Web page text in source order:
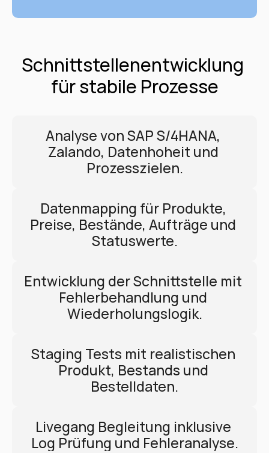
Schnittstellenentwicklung
für stabile Prozesse
Analyse von SAP S/4HANA,
Zalando, Datenhoheit und
Prozesszielen.
Datenmapping für Produkte,
Preise, Bestände, Aufträge und
Statuswerte.
Entwicklung der Schnittstelle mit
Fehlerbehandlung und
Wiederholungslogik.
Staging Tests mit realistischen
Produkt, Bestands und
Bestelldaten.
Livegang Begleitung inklusive
Log Prüfung und Fehleranalyse.